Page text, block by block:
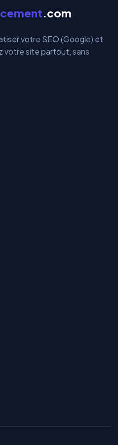
.com
votre SEO (Google) et
votre site partout, sans
— Agent IA SEO &